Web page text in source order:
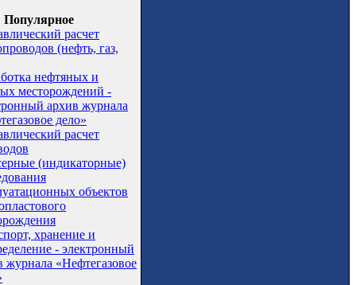
Популярное
расчет
(нефть, газ,
нефтяных и
месторождений -
архив журнала
дело»
расчет
(индикаторные)
объектов
хранение и
- электронный
журнала «Нефтегазовое